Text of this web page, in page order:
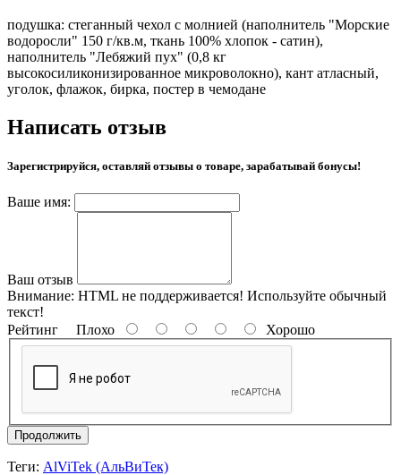
подушка: стеганный чехол с молнией (наполнитель "Морские
водоросли" 150 г/кв.м, ткань 100% хлопок - сатин),
наполнитель "Лебяжий пух" (0,8 кг
высокосиликонизированное микроволокно), кант атласный,
уголок, флажок, бирка, постер в чемодане
Написать отзыв
Зарегистрируйся, оставляй отзывы о товаре, зарабатывай бонусы!
Ваше имя:
Ваш отзыв
Внимание: HTML не поддерживается! Используйте обычный
текст!
Рейтинг Плохо Хорошо
Продолжить
Теги: AlViTek (АльВиТек)